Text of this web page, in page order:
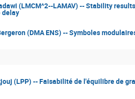
(LMCM^2--LAMAV) -- Stability
delay
(DMA ENS) -- Symboles
(LPP) -- Faisabilité de l'équilibre de